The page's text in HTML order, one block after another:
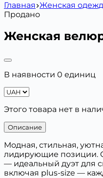
Главная Женская
Продано
Женская
В наявности 0 единиц
Этого товара нет в
Описание
Модная, стильная,
лидирующие позиции.
— идеальный дуэт для
включая plus-size —